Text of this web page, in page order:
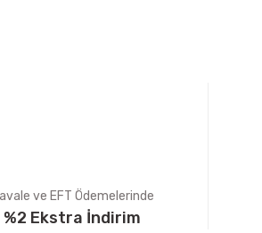
ve EFT Ödemelerinde
%2 Ekstra İndirim